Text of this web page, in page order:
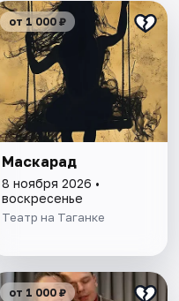
от 1 000 ₽
Маскарад
8 ноября 2026 •
воскресенье
Театр на Таганке
от 1 000 ₽